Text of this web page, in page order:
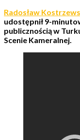
Radosław
udostępnił 9-
publicznością w
Scenie Kameralnej.